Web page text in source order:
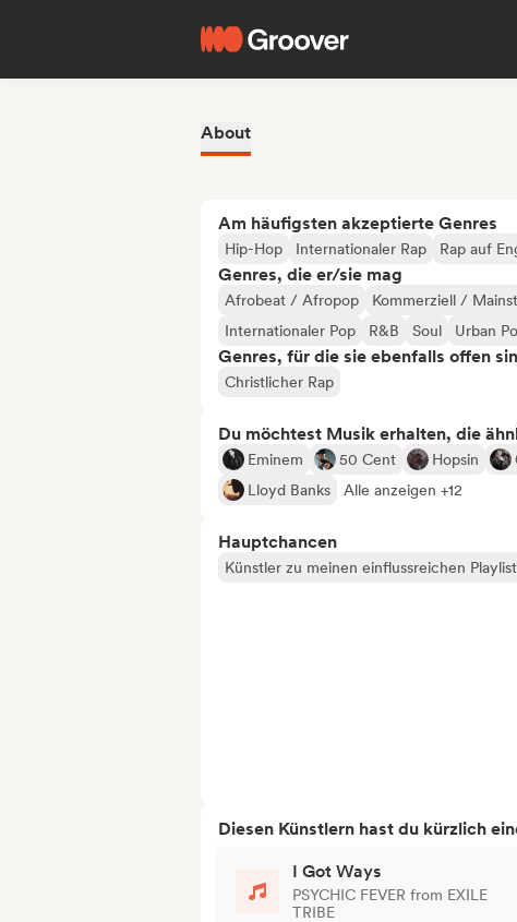
About
Am häufigsten akzeptierte Genres
Hip-Hop Internationaler Rap Rap auf
Genres, die er/sie mag
Afrobeat / Afropop Kommerziell /
Internationaler Pop
R&B Soul Urban
Genres, für die sie ebenfalls offen
Christlicher Rap
Du möchtest Musik erhalten, die
Eminem 50 Cent Hopsin
Lloyd Banks
Alle anzeigen +12
Hauptchancen
Künstler zu meinen einflussreichen
Diesen Künstlern hast du kürzlich
I Got Ways
PSYCHIC FEVER from EXILE
TRIBE